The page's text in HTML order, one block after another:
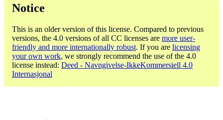
Notice
This is an older version of this license. Compared to previous
versions, the 4.0 versions of all CC licenses are more user-
friendly and more internationally robust. If you are licensing
your own work, we strongly recommend the use of the 4.0
license instead: Deed - Navngivelse-IkkeKommersiell 4.0
Internasjonal